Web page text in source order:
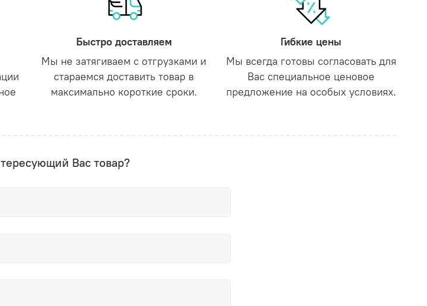
Быстро доставляем
Мы не затягиваем с отгрузками и
стараемся доставить товар в
максимально короткие сроки.
Гибкие цены
Мы всегда готовы согласовать для
Вас специальное ценовое
предложение на особых условиях.
Вас товар?